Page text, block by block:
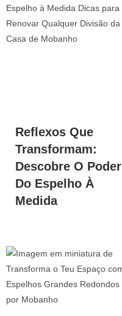
Reflexos Que
Transformam:
Descobre O Poder
Do Espelho À
Medida